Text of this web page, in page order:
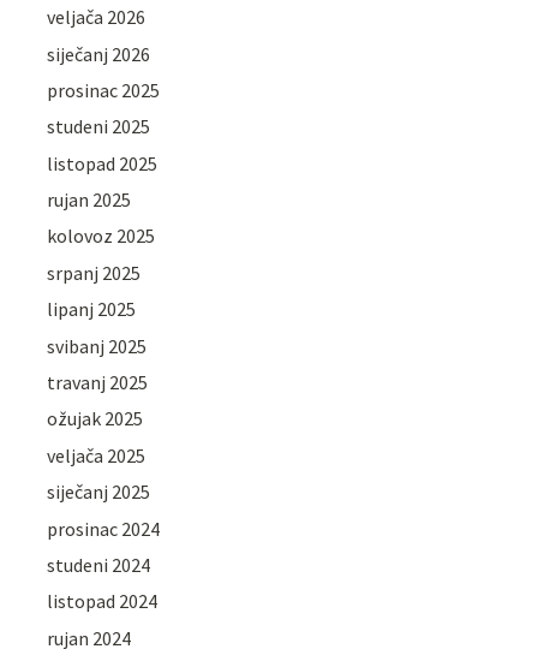
veljača 2026
siječanj 2026
prosinac 2025
studeni 2025
listopad 2025
rujan 2025
kolovoz 2025
srpanj 2025
lipanj 2025
svibanj 2025
travanj 2025
ožujak 2025
veljača 2025
siječanj 2025
prosinac 2024
studeni 2024
listopad 2024
rujan 2024